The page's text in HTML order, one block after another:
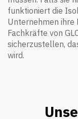
funktioniert die
Unternehmen
Fachkräfte von
sicherzustellen,
wird.